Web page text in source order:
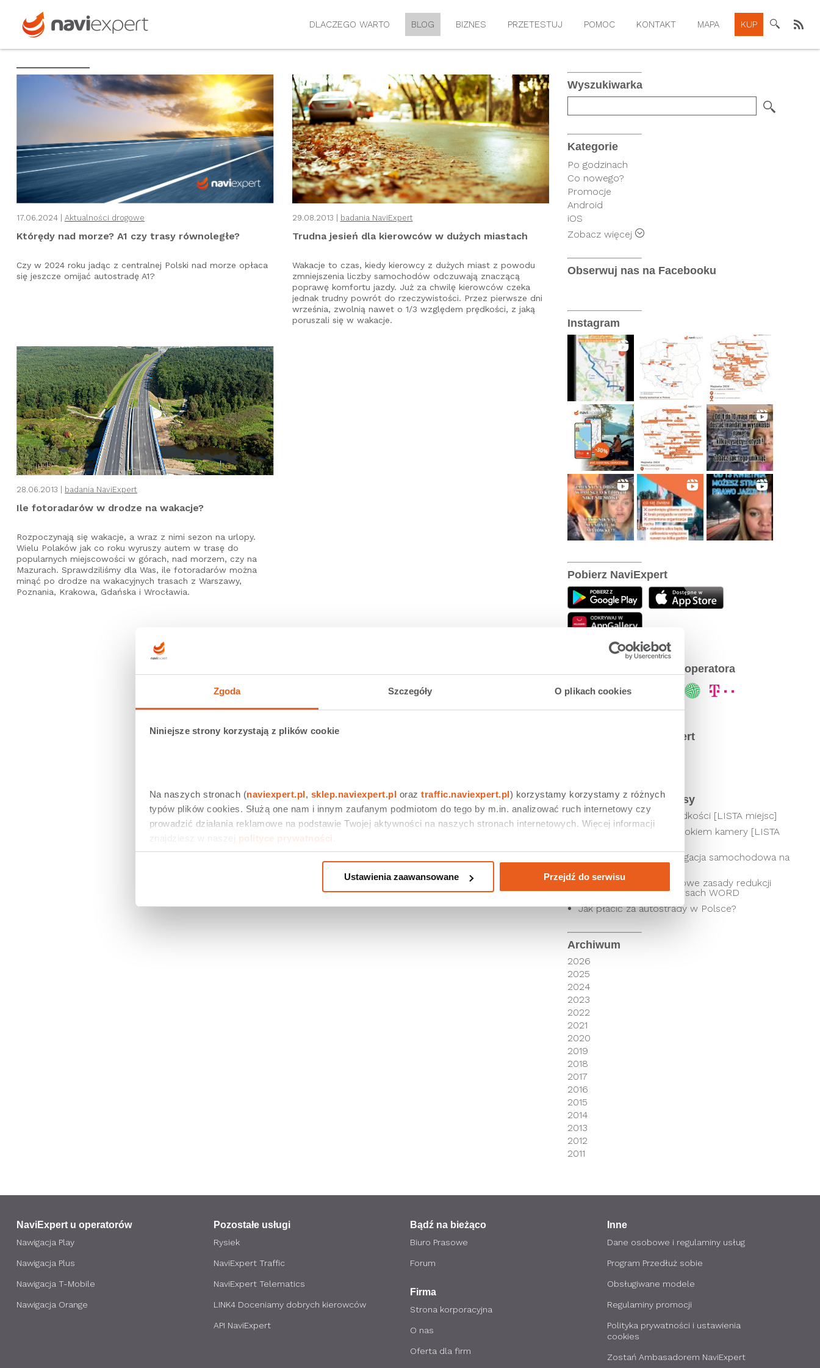
Zgoda Szczegóły O plikach cookies
Niniejsze strony korzystają z plików cookie
Na naszych stronach (naviexpert.pl, sklep.naviexpert.pl oraz traffic.naviexpert.pl) korzystamy korzystamy z różnych
typów plików cookies. Służą one nam i innym zaufanym podmiotom do tego by m.in. analizować ruch internetowy czy
prowadzić działania reklamowe na podstawie Twojej aktywności na naszych stronach internetowych. Więcej informacji
znajdziesz w naszej polityce prywatności
Ustawienia zaawansowane Przejdź do serwisu
DLACZEGO WARTO BLOG BIZNES PRZETESTUJ POMOC KONTAKT MAPA KUP
17.06.2024 | Aktualności drogowe
Którędy nad morze? A1 czy trasy równoległe?
Czy w 2024 roku jadąc z centralnej Polski nad morze opłaca
się jeszcze omijać autostradę A1?
29.08.2013 | badania NaviExpert
Trudna jesień dla kierowców w dużych miastach
Wakacje to czas, kiedy kierowcy z dużych miast z powodu
zmniejszenia liczby samochodów odczuwają znaczącą
poprawę komfortu jazdy. Już za chwilę kierowców czeka
jednak trudny powrót do rzeczywistości. Przez pierwsze dni
września, zwolnią nawet o 1/3 względem prędkości, z jaką
poruszali się w wakacje.
28.06.2013 | badania NaviExpert
Ile fotoradarów w drodze na wakacje?
Rozpoczynają się wakacje, a wraz z nimi sezon na urlopy.
Wielu Polaków jak co roku wyruszy autem w trasę do
popularnych miejscowości w górach, nad morzem, czy na
Mazurach. Sprawdziliśmy dla Was, ile fotoradarów można
minąć po drodze na wakacyjnych trasach z Warszawy,
Poznania, Krakowa, Gdańska i Wrocławia.
Wyszukiwarka
Kategorie
Po godzinach
Co nowego?
Promocje
Android
iOS
Rysiek
Telematyka
Wersje operatorskie
Zobacz więcej
Obserwuj nas na Facebooku
Instagram
Pobierz NaviExpert
NaviExpert u Twojego operatora
Społeczność NaviExpert
Najpopularniejsze wpisy
Odcinkowy pomiar prędkości [LISTA miejsc]
Kierowcy pod czujnym okiem kamery [LISTA
Jaka jest najlepsza nawigacja samochodowa na
Punkty karne 2026 – nowe zasady redukcji
punktów i zmiany w kursach WORD
Jak płacić za autostrady w Polsce?
Archiwum
2026
2025
2024
2023
2022
2021
2020
2019
2018
2017
2016
2015
2014
2013
2012
2011
NaviExpert u operatorów
Nawigacja Play
Nawigacja Plus
Nawigacja T-Mobile
Nawigacja Orange
Pozostałe usługi
Rysiek
NaviExpert Traffic
NaviExpert Telematics
LINK4 Doceniamy dobrych kierowców
API NaviExpert
Bądź na bieżąco
Biuro Prasowe
Forum
Firma
Strona korporacyjna
O nas
Oferta dla firm
Inne
Dane osobowe i regulaminy usług
Program Przedłuż sobie
Obsługiwane modele
Regulaminy promocji
Polityka prywatności i ustawienia
cookies
Zostań Ambasadorem NaviExpert